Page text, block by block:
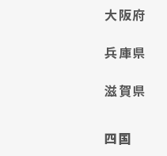
大阪府
兵庫県
滋賀県
四国